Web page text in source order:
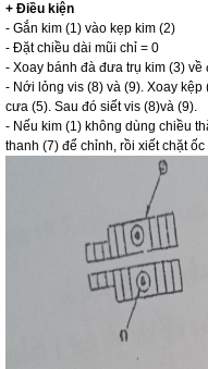
+ Điều kiện
- Gắn kim (1) vào kẹp kim (2)
- Đặt chiều dài mũi chỉ = 0
- Xoay bánh đà đưa trụ kim (3) về
- Nới lỏng vis (8) và (9). Xoay
cưa (5). Sau đó siết vis (8)và (9).
- Nếu kim (1) không dùng chiều
thanh (7) để chỉnh, rồi xiết chặt ốc